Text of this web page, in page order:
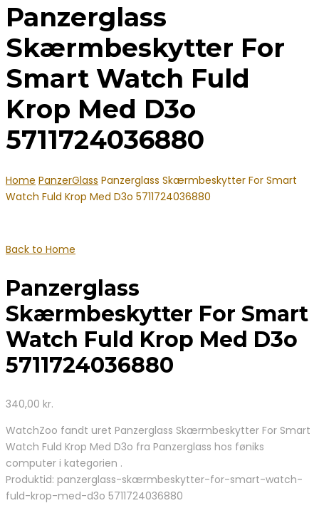
Panzerglass
Skærmbeskytter For
Smart Watch Fuld
Krop Med D3o
5711724036880
Home PanzerGlass Panzerglass Skærmbeskytter For Smart
Watch Fuld Krop Med D3o 5711724036880
Back to Home
Panzerglass
Skærmbeskytter For Smart
Watch Fuld Krop Med D3o
5711724036880
340,00 kr.
WatchZoo fandt uret Panzerglass Skærmbeskytter For Smart
Watch Fuld Krop Med D3o fra Panzerglass hos føniks
computer i kategorien .
Produktid: panzerglass-skærmbeskytter-for-smart-watch-
fuld-krop-med-d3o 5711724036880